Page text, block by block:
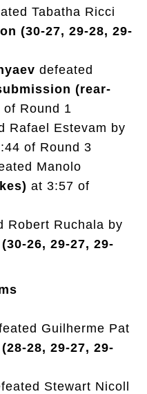
Tabatha Ricci
(30-27, 29-28, 29-
defeated
(rear-
of Round 1
Rafael Estevam by
of Round 3
Manolo
at 3:57 of
Robert Ruchala by
26, 29-27, 29-
Guilherme Pat
28, 29-27, 29-
Stewart Nicoll